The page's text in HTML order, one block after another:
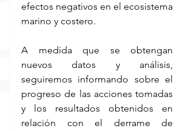
efectos negativos en el ecosistema
marino y costero.
A medida que se obtengan
nuevos datos y análisis,
seguiremos informando sobre el
progreso de las acciones tomadas
y los resultados obtenidos en
relación con el derrame de